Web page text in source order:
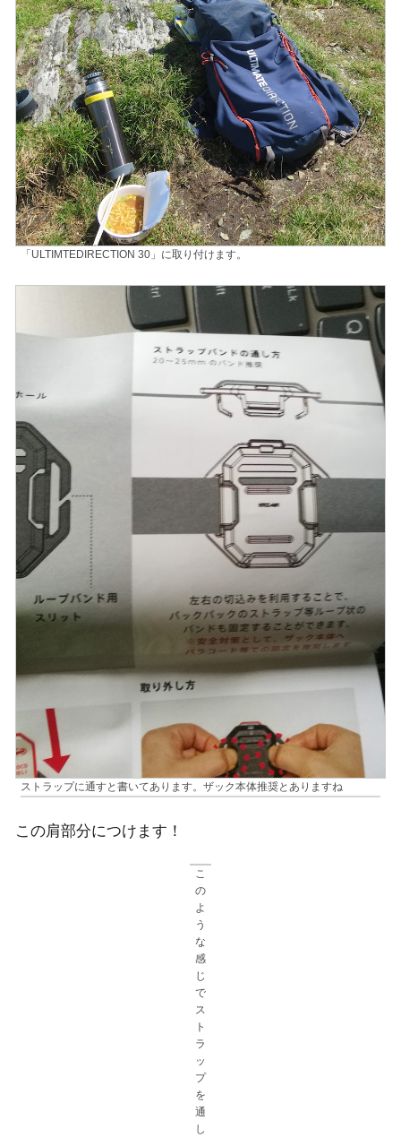
「ULTIMTEDIRECTION 30」に取り付けます。
ストラップに通すと書いてあります。ザック本体推奨とありますね
この肩部分につけます！
こ
の
よ
う
な
感
じ
で
ス
ト
ラ
ッ
プ
を
通
し